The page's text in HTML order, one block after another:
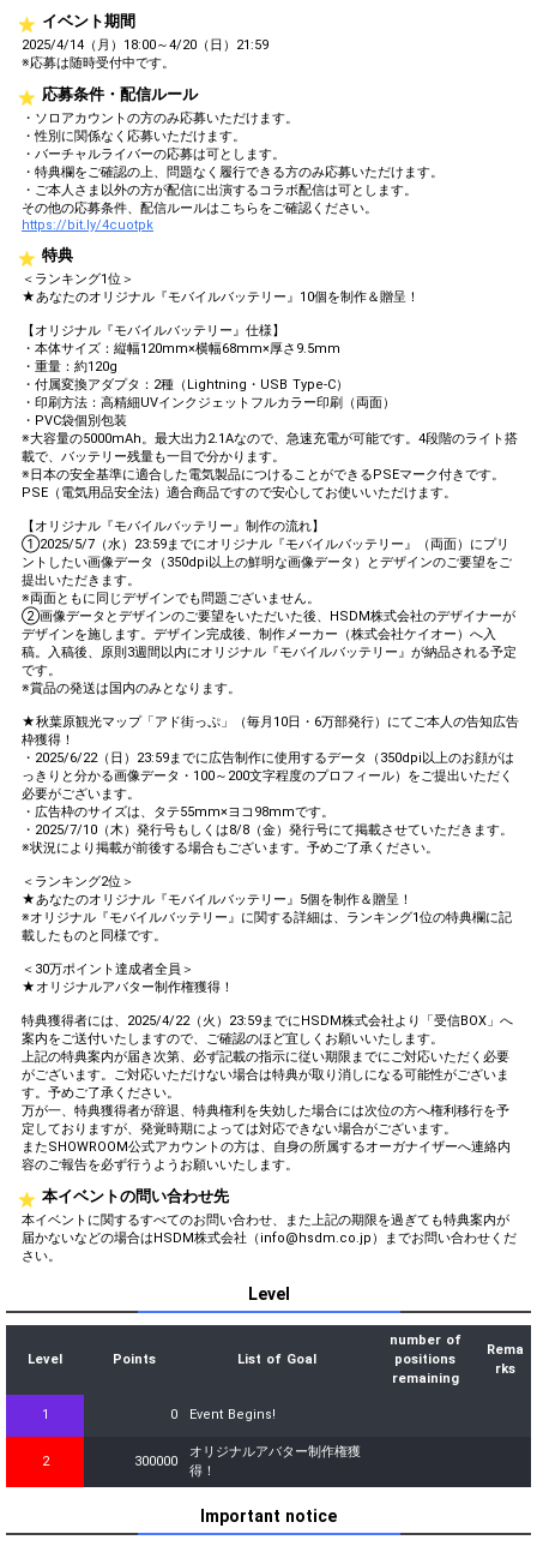
イベント期間
2025/4/14（月）18:00～4/20（日）21:59
※応募は随時受付中です。
応募条件・配信ルール
・ソロアカウントの方のみ応募いただけます。
・性別に関係なく応募いただけます。
・バーチャルライバーの応募は可とします。
・特典欄をご確認の上、問題なく履行できる方のみ応募いただけます。
・ご本人さま以外の方が配信に出演するコラボ配信は可とします。
その他の応募条件、配信ルールはこちらをご確認ください。
https://bit.ly/4cuotpk
特典
＜ランキング1位＞
★あなたのオリジナル『モバイルバッテリー』10個を制作＆贈呈！
【オリジナル『モバイルバッテリー』仕様】
・本体サイズ：縦幅120mm×横幅68mm×厚さ9.5mm
・重量：約120g
・付属変換アダプタ：2種（Lightning・USB Type-C）
・印刷方法：高精細UVインクジェットフルカラー印刷（両面）
・PVC袋個別包装
※大容量の5000mAh。最大出力2.1Aなので、急速充電が可能です。4段階のライト搭
載で、バッテリー残量も一目で分かります。
※日本の安全基準に適合した電気製品につけることができるPSEマーク付きです。
PSE（電気用品安全法）適合商品ですので安心してお使いいただけます。
【オリジナル『モバイルバッテリー』制作の流れ】
①2025/5/7（水）23:59までにオリジナル『モバイルバッテリー』（両面）にプリ
ントしたい画像データ（350dpi以上の鮮明な画像データ）とデザインのご要望をご
提出いただきます。
※両面ともに同じデザインでも問題ございません。
②画像データとデザインのご要望をいただいた後、HSDM株式会社のデザイナーが
デザインを施します。デザイン完成後、制作メーカー（株式会社ケイオー）へ入
稿。入稿後、原則3週間以内にオリジナル『モバイルバッテリー』が納品される予定
です。
※賞品の発送は国内のみとなります。
★秋葉原観光マップ「アド街っぷ」（毎月10日・6万部発行）にてご本人の告知広告
枠獲得！
・2025/6/22（日）23:59までに広告制作に使用するデータ（350dpi以上のお顔がは
っきりと分かる画像データ・100～200文字程度のプロフィール）をご提出いただく
必要がございます。
・広告枠のサイズは、タテ55mm×ヨコ98mmです。
・2025/7/10（木）発行号もしくは8/8（金）発行号にて掲載させていただきます。
※状況により掲載が前後する場合もございます。予めご了承ください。
＜ランキング2位＞
★あなたのオリジナル『モバイルバッテリー』5個を制作＆贈呈！
※オリジナル『モバイルバッテリー』に関する詳細は、ランキング1位の特典欄に記
載したものと同様です。
＜30万ポイント達成者全員＞
★オリジナルアバター制作権獲得！
特典獲得者には、2025/4/22（火）23:59までにHSDM株式会社より「受信BOX」へ
案内をご送付いたしますので、ご確認のほど宜しくお願いいたします。
上記の特典案内が届き次第、必ず記載の指示に従い期限までにご対応いただく必要
がございます。ご対応いただけない場合は特典が取り消しになる可能性がございま
す。予めご了承ください。
万が一、特典獲得者が辞退、特典権利を失効した場合には次位の方へ権利移行を予
定しておりますが、発覚時期によっては対応できない場合がございます。
またSHOWROOM公式アカウントの方は、自身の所属するオーガナイザーへ連絡内
容のご報告を必ず行うようお願いいたします。
本イベントの問い合わせ先
本イベントに関するすべてのお問い合わせ、また上記の期限を過ぎても特典案内が
届かないなどの場合はHSDM株式会社（info@hsdm.co.jp）までお問い合わせくだ
さい。
Level
Level Points List of Goal
number of
positions
remaining
Rema
rks
1 0 Event Begins!
2 300000
オリジナルアバター制作権獲
得！
Important notice